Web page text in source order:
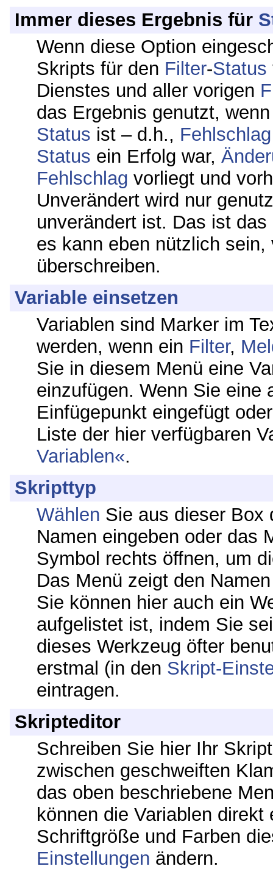
Immer dieses Ergebnis für
Wenn diese Option
Skripts für den Filter-Status
Dienstes und aller vorigen
das Ergebnis genutzt,
Status ist – d.h., Fehlschlag
Status ein Erfolg war,
Fehlschlag vorliegt und
Unverändert wird nur
unverändert ist. Das ist
es kann eben nützlich
überschreiben.
Variable einsetzen
Variablen sind Marker im
werden, wenn ein Filter,
Sie in diesem Menü eine
einzufügen. Wenn Sie eine
Einfügepunkt eingefügt
Liste der hier verfügbaren
Variablen .
Skripttyp
Wählen Sie aus dieser Box
Namen eingeben oder das
Symbol rechts öffnen, um
Das Menü zeigt den
Sie können hier auch ein
aufgelistet ist, indem Sie
dieses Werkzeug öfter
erstmal (in den Skript-
eintragen.
Skripteditor
Schreiben Sie hier Ihr
zwischen geschweiften
das oben beschriebene
können die Variablen
Schriftgröße und Farben
Einstellungen ändern.